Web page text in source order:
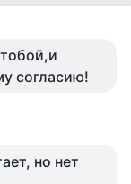
согласию!
но нет